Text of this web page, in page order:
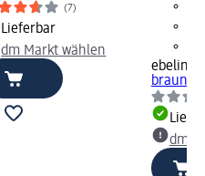
(7)
Lieferbar
dm Markt wählen
ebelin
braun,
dm